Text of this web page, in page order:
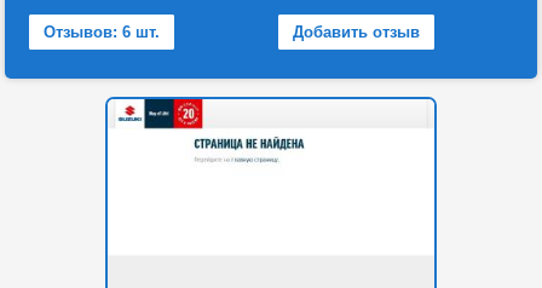
Отзывов: 6 шт. Добавить отзыв